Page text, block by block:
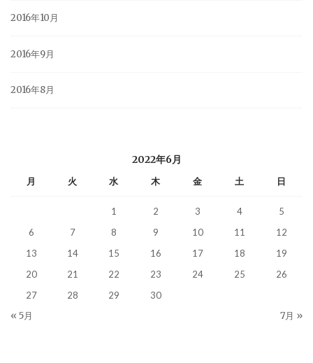
2016年10月
2016年9月
2016年8月
2022年6月
月 火 水 木 金 土 日
1 2 3 4
5
6
7 8 9 10 11
12
13
14 15 16 17 18
19
20
21 22 23 24 25
26
27
28 29 30
« 5月 7月 »